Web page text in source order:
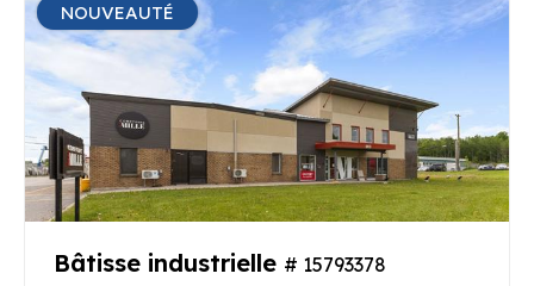
NOUVEAUTÉ
Bâtisse industrielle # 15793378